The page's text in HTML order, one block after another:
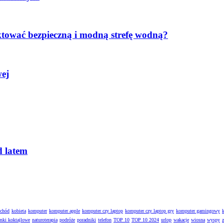
bezpieczną i modną strefę wodną?
latem
kobieta komputer komputer apple komputer czy laptop komputer czy laptop gry komputer gamingowy
koktajlowe naturoterapia podróże poradniki telefon TOP 10 TOP 10 2024 urlop wakacje wiosna wyspy